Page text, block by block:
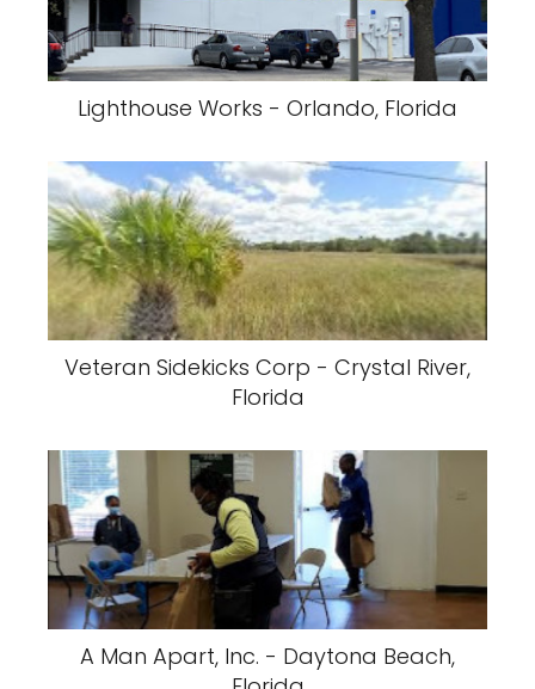
Lighthouse Works - Orlando, Florida
Veteran Sidekicks Corp - Crystal River,
Florida
A Man Apart, Inc. - Daytona Beach,